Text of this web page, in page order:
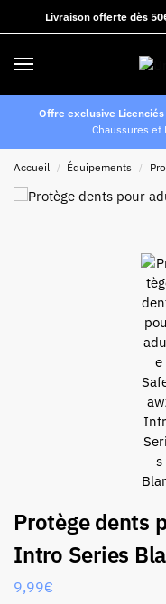
Livraison offerte dès
Offre exclusive Licenciés
Chaussures
Accueil / Équipements /
Protège dents
Intro Series
9,99€